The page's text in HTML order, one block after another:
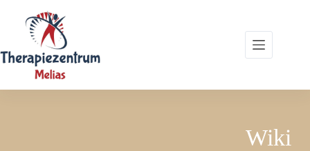
springen
Wiki